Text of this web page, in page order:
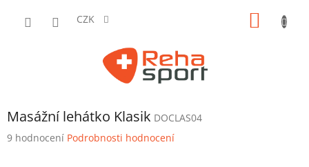
CZK
Masážní lehátko Klasik DOCLAS04
Průměrné
9 hodnocení Podrobnosti hodnocení